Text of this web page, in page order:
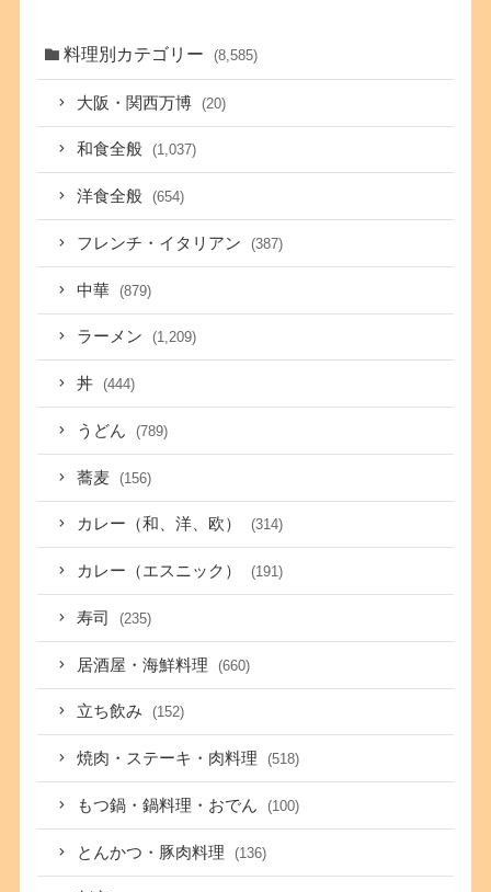
料理別カテゴリー (8,585)
大阪・関西万博 (20)
和食全般 (1,037)
洋食全般 (654)
フレンチ・イタリアン (387)
中華 (879)
ラーメン (1,209)
丼 (444)
うどん (789)
蕎麦 (156)
カレー（和、洋、欧） (314)
カレー（エスニック） (191)
寿司 (235)
居酒屋・海鮮料理 (660)
立ち飲み (152)
焼肉・ステーキ・肉料理 (518)
もつ鍋・鍋料理・おでん (100)
とんかつ・豚肉料理 (136)